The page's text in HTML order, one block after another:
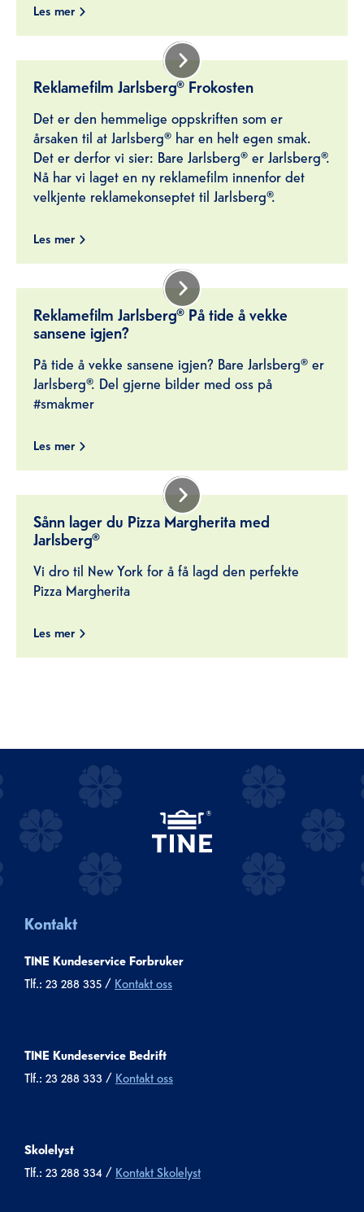
Les mer
Reklamefilm Jarlsberg® Frokosten
Det er den hemmelige oppskriften som er
årsaken til at Jarlsberg® har en helt egen smak.
Det er derfor vi sier: Bare Jarlsberg® er Jarlsberg®.
Nå har vi laget en ny reklamefilm innenfor det
velkjente reklamekonseptet til Jarlsberg®.
Les mer
Reklamefilm Jarlsberg® På tide å vekke
sansene igjen?
På tide å vekke sansene igjen? Bare Jarlsberg® er
Jarlsberg®. Del gjerne bilder med oss på
#smakmer
Les mer
Sånn lager du Pizza Margherita med
Jarlsberg®
Vi dro til New York for å få lagd den perfekte
Pizza Margherita
Les mer
Kontakt
TINE Kundeservice Forbruker
Tlf.: 23 288 335 / Kontakt oss
TINE Kundeservice Bedrift
Tlf.: 23 288 333 / Kontakt oss
Skolelyst
Tlf.: 23 288 334 / Kontakt Skolelyst